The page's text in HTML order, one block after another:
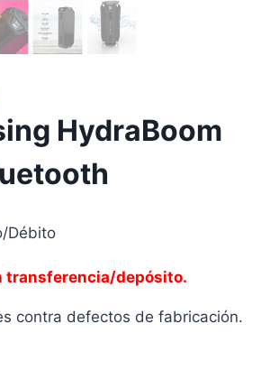
HydraBoom
Débito
transferencia/depósito.
contra defectos de fabricación.